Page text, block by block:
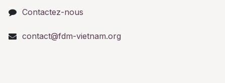
Contactez-nous
contact@fdm-vietnam.org